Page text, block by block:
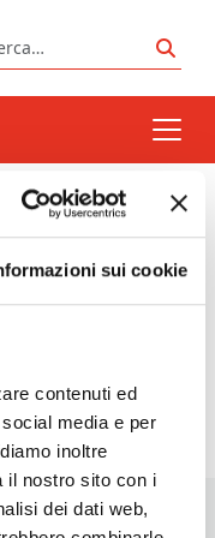
sui cookie
contenuti ed
media e per
inoltre
il nostro sito con i
dei dati web,
tag</li>